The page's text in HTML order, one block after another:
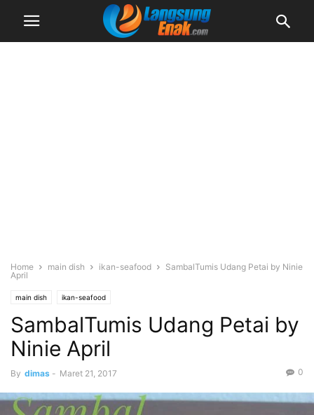
Home main dish ikan-seafood
SambalTumis Udang Petai by Ninie
April
main dish ikan-seafood
SambalTumis Udang Petai by
Ninie April
By dimas - Maret 21, 2017 0